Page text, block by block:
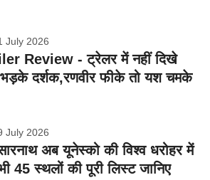
July 2026
Review - ट्रेलर में नहीं दिखे
भड़के दर्शक,रणवीर फीके तो यश चमके
July 2026
अब यूनेस्को की विश्व धरोहर में
45 स्थलों की पूरी लिस्ट जानिए